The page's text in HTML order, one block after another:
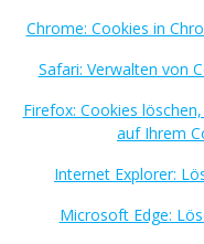
Chrome: Cookies in
Safari: Verwalten von
Firefox: Cookies
auf Ihrem
Internet Explorer:
Microsoft Edge: